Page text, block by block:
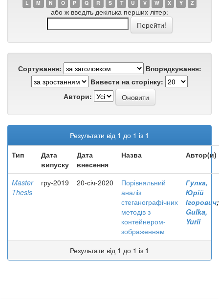
L
M N O P Q R S T U V W X Y Z
або ж введіть декілька перших літер:
Сортування:
Впорядкування:
Вивести на сторінку:
Автори:
Результати від 1 до 1 із 1
Тип
Дата
випуску
Дата
внесення
Назва Автор(и)
Master
Thesis
гру-2019 20-січ-2020
Порівняльний
аналіз
стеганографічних
методів з
контейнером-
зображенням
Гулка,
Юрій
Ігорович;
Gulka,
Yurii
Результати від 1 до 1 із 1